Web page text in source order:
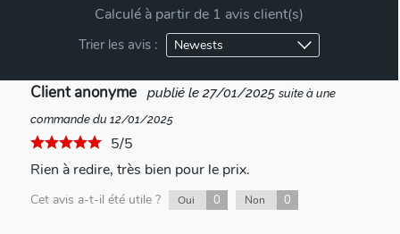
Calculé à partir de 1 avis client(s)
Trier les avis :
Client anonyme publié le 27/01/2025 suite à une
commande du 12/01/2025
5/5
Rien à redire, très bien pour le prix.
Cet avis a-t-il été utile ? Oui 0 Non 0